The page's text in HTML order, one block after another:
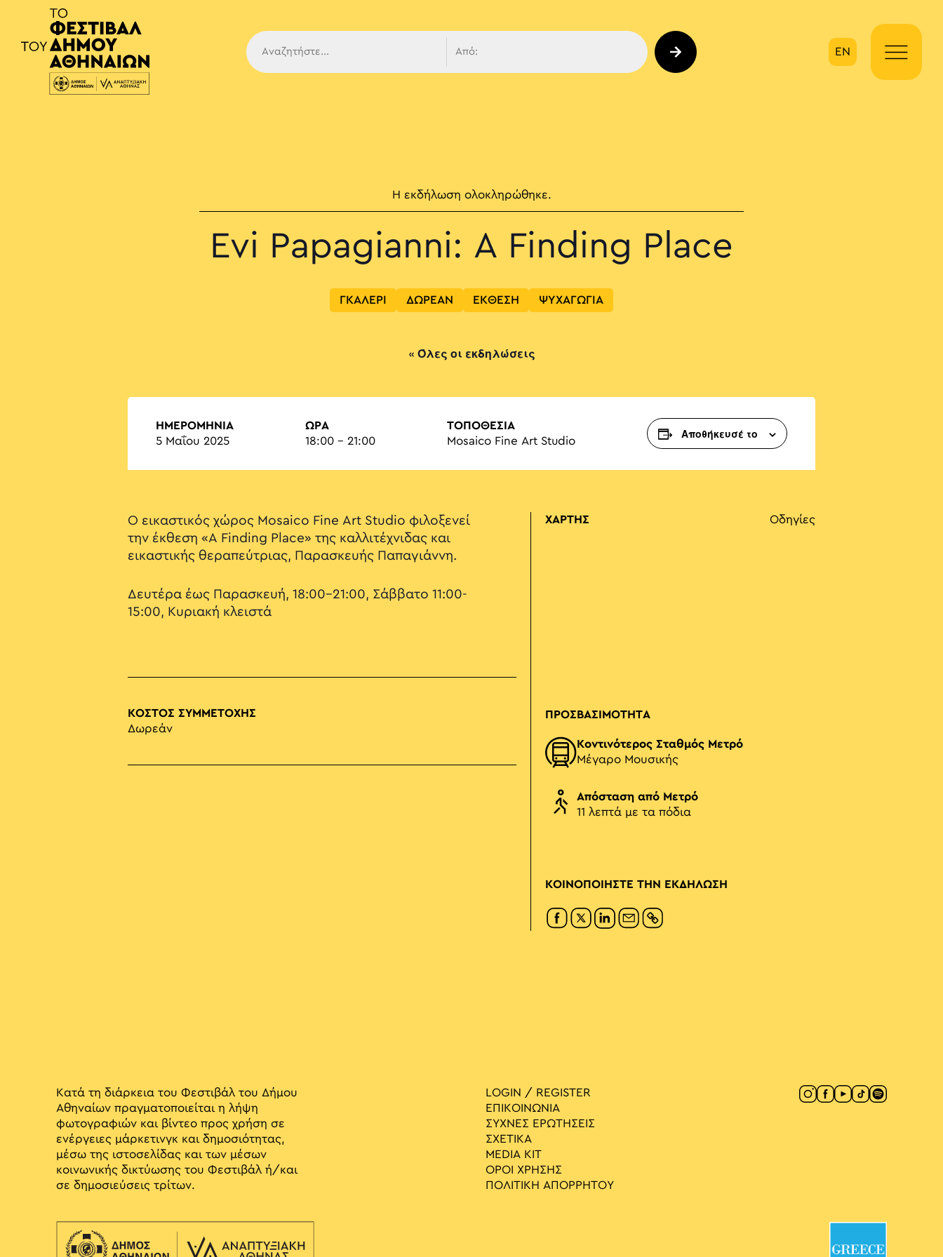
Κύρια πλοήγηση
EN
Η εκδήλωση ολοκληρώθηκε.
Evi Papagianni: A Finding Place
ΓΚΑΛΕΡΙ ΔΩΡΕΑΝ ΕΚΘΕΣΗ ΨΥΧΑΓΩΓΙΑ
« Όλες οι εκδηλώσεις
ΗΜΕΡΟΜΗΝΙΑ
5 Μαΐου 2025
ΏΡΑ
18:00 - 21:00
ΤΟΠΟΘΕΣΙΑ
Mosaico Fine Art Studio
Αποθήκευσέ το
Ο εικαστικός χώρος Mosaico Fine Art Studio φιλοξενεί
την έκθεση «A Finding Place» της καλλιτέχνιδας και
εικαστικής θεραπεύτριας, Παρασκευής Παπαγιάννη.
Δευτέρα έως Παρασκευή, 18:00-21:00, Σάββατο 11:00-
15:00, Κυριακή κλειστά
ΚΟΣΤΟΣ ΣΥΜΜΕΤΟΧΗΣ
Δωρεάν
ΧΑΡΤΗΣ Οδηγίες
ΠΡΟΣΒΑΣΙΜΟΤΗΤΑ
Κοντινότερος Σταθμός Μετρό
Μέγαρο Μουσικής
Απόσταση από Μετρό
11 λεπτά με τα πόδια
ΚΟΙΝΟΠΟΙΗΣΤΕ ΤΗΝ ΕΚΔΗΛΩΣΗ
Κατά τη διάρκεια του Φεστιβάλ του Δήμου
Αθηναίων πραγματοποιείται η λήψη
φωτογραφιών και βίντεο προς χρήση σε
ενέργειες μάρκετινγκ και δημοσιότητας,
μέσω της ιστοσελίδας και των μέσων
κοινωνικής δικτύωσης του Φεστιβάλ ή/και
σε δημοσιεύσεις τρίτων.
LOGIN / REGISTER
ΕΠΙΚΟΙΝΩΝΙΑ
ΣΥΧΝΕΣ ΕΡΩΤΗΣΕΙΣ
ΣΧΕΤΙΚΑ
MEDIA ΚIT
ΟΡΟΙ ΧΡΗΣΗΣ
ΠΟΛΙΤΙΚΗ ΑΠΟΡΡΗΤΟΥ